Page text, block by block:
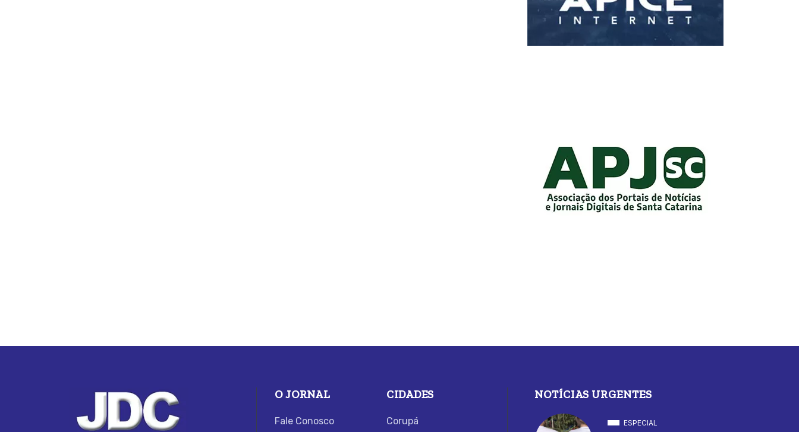
O JORNAL
Fale Conosco
CIDADES
Corupá
NOTÍCIAS URGENTES
ESPECIAL